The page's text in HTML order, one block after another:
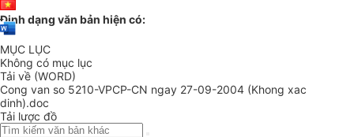
Định dạng văn bản hiện có:
MỤC LỤC
Không có mục lục
Tải về (WORD)
Cong van so 5210-VPCP-CN ngay 27-09-2004 (Khong xac
dinh).doc
Tải lược đồ